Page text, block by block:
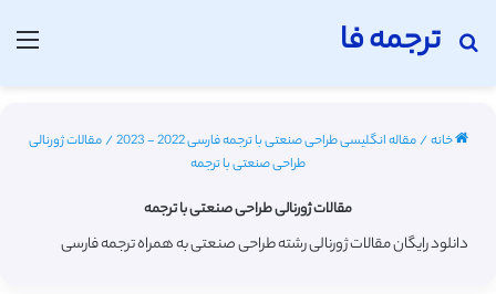
ترجمه فا
جستجو برای
خانه/مقاله انگلیسی طراحی صنعتی با ترجمه فارسی 2022 - 2023 /مقالات ژورنالی
طراحی صنعتی با ترجمه
مقالات ژورنالی طراحی صنعتی با ترجمه
دانلود رایگان مقالات ژورنالی رشته طراحی صنعتی به همراه ترجمه فارسی